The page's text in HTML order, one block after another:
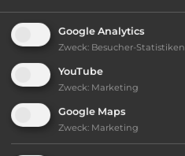
Ausstattung:
Lage: schön
Google Analytics
Zweck: Besucher-Statistiken
YouTube
Zweck: Marketing
Google Maps
Zweck: Marketing